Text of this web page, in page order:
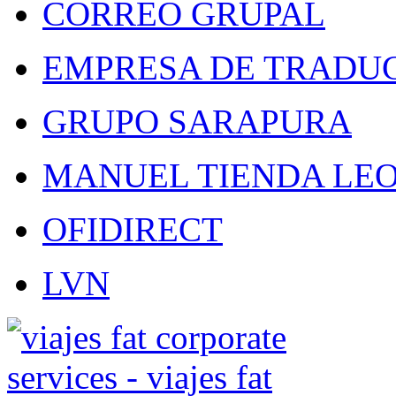
CORREO GRUPAL
EMPRESA DE
GRUPO SARAPURA
MANUEL TIENDA
OFIDIRECT
LVN